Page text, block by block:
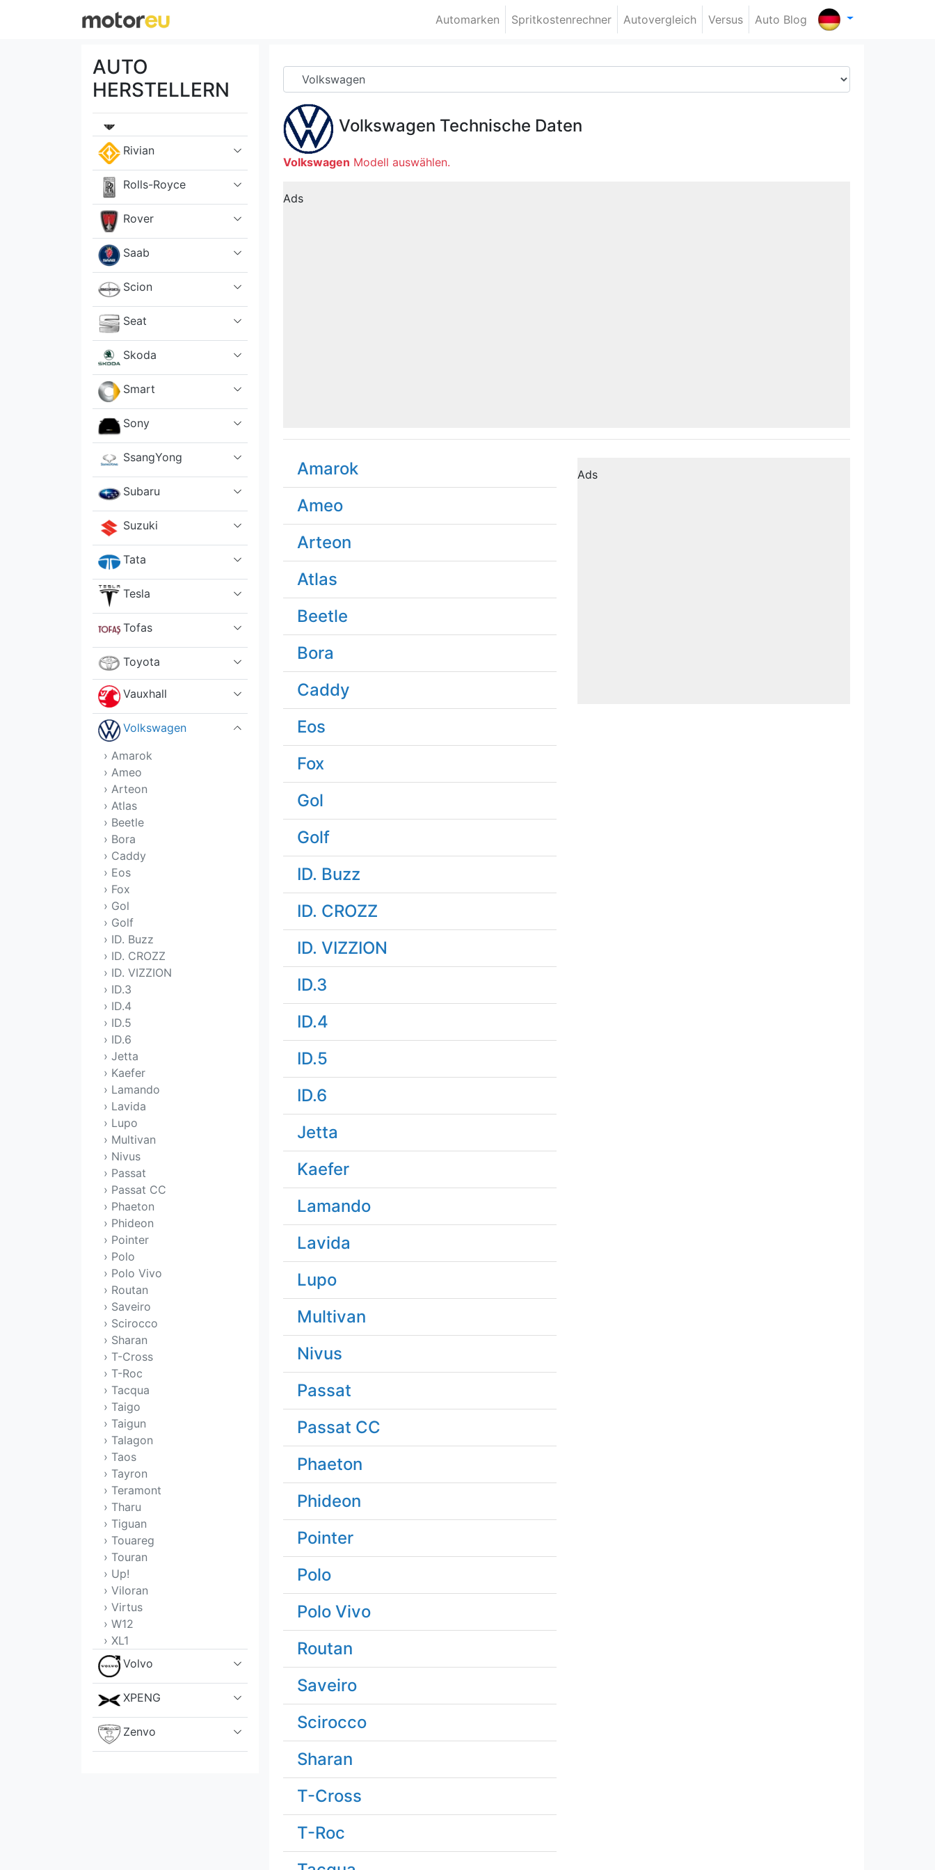
Automarken Spritkostenrechner Autovergleich Versus Auto Blog
AUTO
HERSTELLERN
Porsche
Renault
Rimac
Rivian
Rolls-Royce
Rover
Saab
Scion
Seat
Skoda
Smart
Sony
SsangYong
Subaru
Suzuki
Tata
Tesla
Tofas
Toyota
Vauxhall
Volkswagen
› Amarok
› Ameo
› Arteon
› Atlas
› Beetle
› Bora
› Caddy
› Eos
› Fox
› Gol
› Golf
› ID. Buzz
› ID. CROZZ
› ID. VIZZION
› ID.3
› ID.4
› ID.5
› ID.6
› Jetta
› Kaefer
› Lamando
› Lavida
› Lupo
› Multivan
› Nivus
› Passat
› Passat CC
› Phaeton
› Phideon
› Pointer
› Polo
› Polo Vivo
› Routan
› Saveiro
› Scirocco
› Sharan
› T-Cross
› T-Roc
› Tacqua
› Taigo
› Taigun
› Talagon
› Taos
› Tayron
› Teramont
› Tharu
› Tiguan
› Touareg
› Touran
› Up!
› Viloran
› Virtus
› W12
› XL1
Volvo
XPENG
Zenvo
Volkswagen Technische Daten
Volkswagen Modell auswählen.
Ads
Amarok
Ameo
Arteon
Atlas
Beetle
Bora
Caddy
Eos
Fox
Gol
Golf
ID. Buzz
ID. CROZZ
ID. VIZZION
ID.3
ID.4
ID.5
ID.6
Jetta
Kaefer
Lamando
Lavida
Lupo
Multivan
Nivus
Passat
Passat CC
Phaeton
Phideon
Pointer
Polo
Polo Vivo
Routan
Saveiro
Scirocco
Sharan
T-Cross
T-Roc
Ads